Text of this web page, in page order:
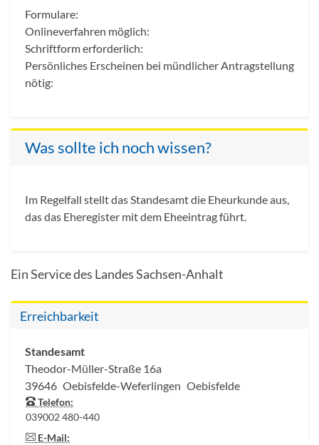
Formulare:
Onlineverfahren möglich:
Schriftform erforderlich:
Persönliches Erscheinen bei mündlicher Antragstellung
nötig:
Was sollte ich noch wissen?
Im Regelfall stellt das Standesamt die Eheurkunde aus,
das das Eheregister mit dem Eheeintrag führt.
Ein Service des Landes Sachsen-Anhalt
Erreichbarkeit
Standesamt
Theodor-Müller-Straße 16a
39646 Oebisfelde-Weferlingen Oebisfelde
Telefon:
039002 480-440
E-Mail: